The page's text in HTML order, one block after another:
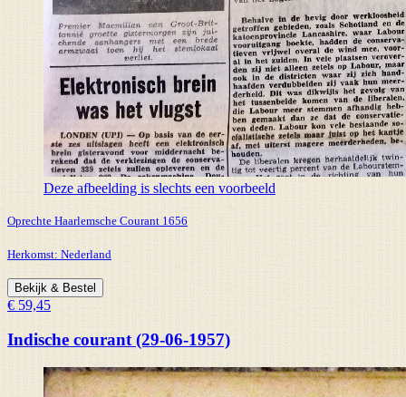
Deze afbeelding is slechts een voorbeeld
Oprechte Haarlemsche Courant 1656
Herkomst: Nederland
Bekijk & Bestel
€ 59,45
Indische courant (29-06-1957)